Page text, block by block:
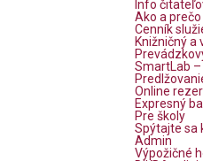
Info
Ako a
Cenník
Knižničný a
SmartLab
Online
Expresný
Pre školy
Spýtajte sa
Admin
Výpožičné